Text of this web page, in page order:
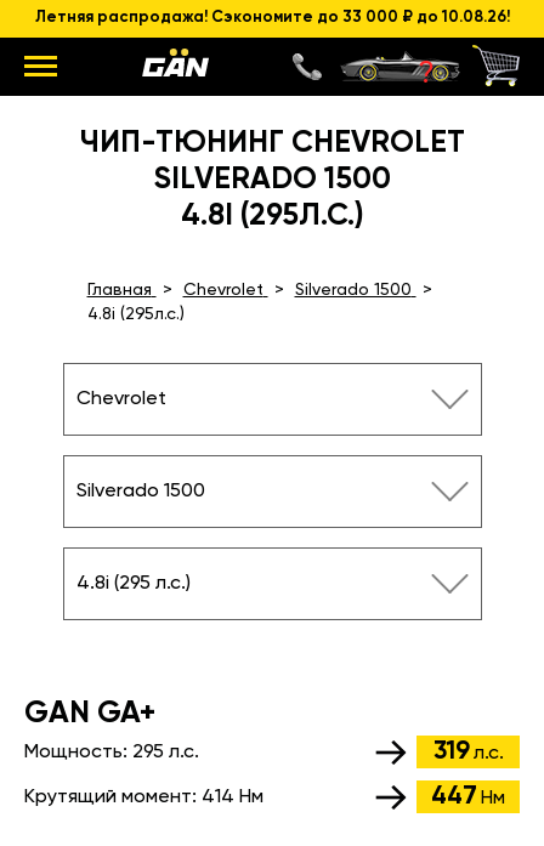
Летняя распродажа! Сэкономите до 33 000 ₽ до 10.08.26!
ЧИП-ТЮНИНГ CHEVROLET
SILVERADO 1500
4.8I (295Л.С.)
Главная Chevrolet
Silverado 1500
4.8i (295л.с.)
Chevrolet
Silverado 1500
4.8i (295 л.с.)
GАN GA+
Мощность: 295 л.с. 319 л.с.
Крутящий момент: 414 Нм 447 Нм